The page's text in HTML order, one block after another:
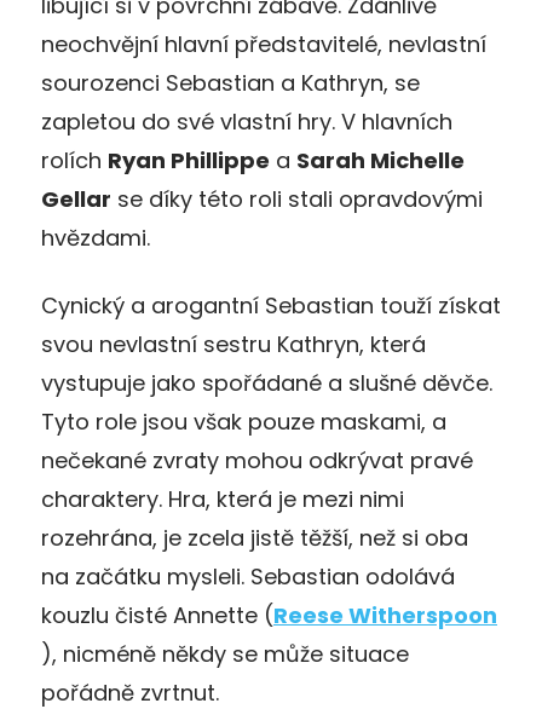
neochvějní hlavní představitelé, nevlastní
sourozenci Sebastian a Kathryn, se
zapletou do své vlastní hry. V hlavních
rolích Ryan Phillippe a Sarah Michelle
Gellar se díky této roli stali opravdovými
hvězdami.
Cynický a arogantní Sebastian touží získat
svou nevlastní sestru Kathryn, která
vystupuje jako spořádané a slušné děvče.
Tyto role jsou však pouze maskami, a
nečekané zvraty mohou odkrývat pravé
charaktery. Hra, která je mezi nimi
rozehrána, je zcela jistě těžší, než si oba
na začátku mysleli. Sebastian odolává
kouzlu čisté Annette (Reese Witherspoon
), nicméně někdy se může situace
pořádně zvrtnut.